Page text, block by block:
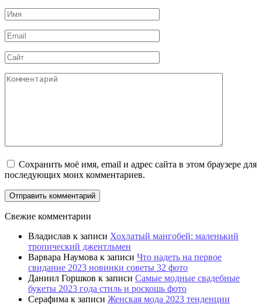
Имя
Email
Сайт
Комментарий
Сохранить моё имя, email и адрес сайта в этом браузере для
последующих моих комментариев.
Свежие комментарии
Владислав к записи Хохлатый мангобей: маленький
тропический джентльмен
Варвара Наумова к записи Что надеть на первое
свидание 2023 новинки советы 32 фото
Даниил Горшков к записи Самые модные свадебные
букеты 2023 года стиль и роскошь фото
Серафима к записи Женская мода 2023 тенденции